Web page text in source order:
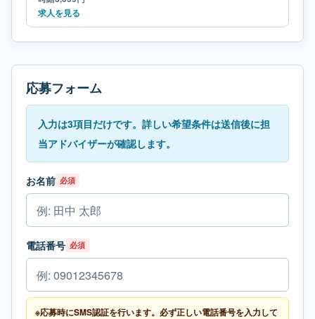
求人を見る
応募フォーム
入力は3項目だけです。詳しい希望条件は送信後に担
当アドバイザーが確認します。
お名前 必須
電話番号 必須
※応募時にSMS認証を行います。必ず正しい電話番号を入力して